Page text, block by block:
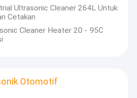
Ultrasonic Cleaner 264L Untuk
Cetakan
Cleaner Heater 20 - 95C
Otomotif